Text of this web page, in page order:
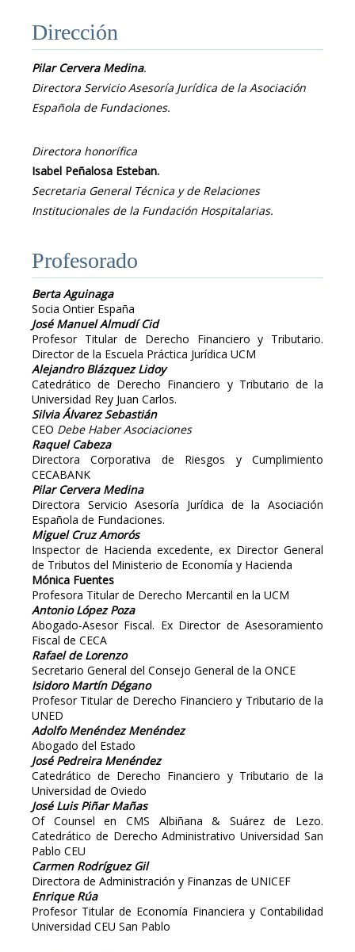
Dirección
Pilar Cervera Medina.
Directora Servicio Asesoría Jurídica de la Asociación
Española de Fundaciones.
Directora honorífica
Isabel Peñalosa Esteban.
Secretaria General Técnica y de Relaciones
Institucionales de la Fundación Hospitalarias.
Profesorado
Berta Aguinaga
Socia Ontier España
José Manuel Almudí Cid
Profesor Titular de Derecho Financiero y Tributario.
Director de la Escuela Práctica Jurídica UCM
Alejandro Blázquez Lidoy
Catedrático de Derecho Financiero y Tributario de la
Universidad Rey Juan Carlos.
Silvia Álvarez Sebastián
CEO Debe Haber Asociaciones
Raquel Cabeza
Directora Corporativa de Riesgos y Cumplimiento
CECABANK
Pilar Cervera Medina
Directora Servicio Asesoría Jurídica de la Asociación
Española de Fundaciones.
Miguel Cruz Amorós
Inspector de Hacienda excedente, ex Director General
de Tributos del Ministerio de Economía y Hacienda
Mónica Fuentes
Profesora Titular de Derecho Mercantil en la UCM
Antonio López Poza
Abogado-Asesor Fiscal. Ex Director de Asesoramiento
Fiscal de CECA
Rafael de Lorenzo
Secretario General del Consejo General de la ONCE
Isidoro Martín Dégano
Profesor Titular de Derecho Financiero y Tributario de la
UNED
Adolfo Menéndez Menéndez
Abogado del Estado
José Pedreira Menéndez
Catedrático de Derecho Financiero y Tributario de la
Universidad de Oviedo
José Luis Piñar Mañas
Of Counsel en CMS Albiñana & Suárez de Lezo.
Catedrático de Derecho Administrativo Universidad San
Pablo CEU
Carmen Rodríguez Gil
Directora de Administración y Finanzas de UNICEF
Enrique Rúa
Profesor Titular de Economía Financiera y Contabilidad
Universidad CEU San Pablo